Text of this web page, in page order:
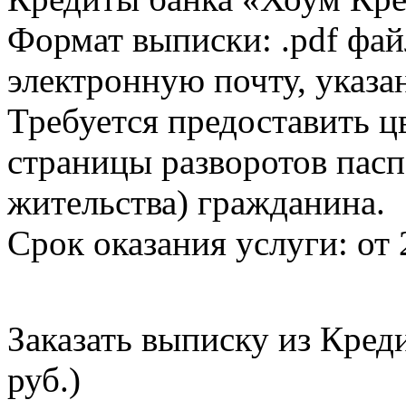
Формат выписки: .pdf
электронную почту,
Требуется предоставить
страницы разворотов
жительства) гражданина.
Срок оказания услуги: от
Заказать выписку из
руб.)